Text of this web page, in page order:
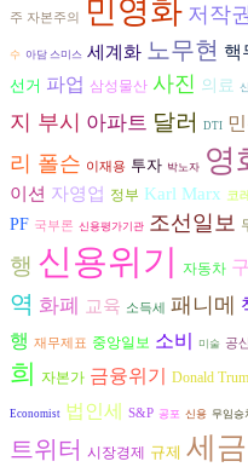
주 자본주의 민영화 저작권
수 아담 스미스 세계화 노무현 핵
선거 파업 삼성물산 사진 의료
지 부시
아파트 달러 DTI
리 폴슨 이재용 투자 박노자 영
이션 자영업 정부 Karl Marx 코
PF 국부론 신용평가기관 조선일보
행 신용위기 자동차
역 화폐 교육 소득세 패니메
행 재무제표 중앙일보 소비 미술 공
희
자본가 금융위기 Donald
Economist 법인세 S&P 공포 신용 무임승
트위터 시장경제 규제 세금